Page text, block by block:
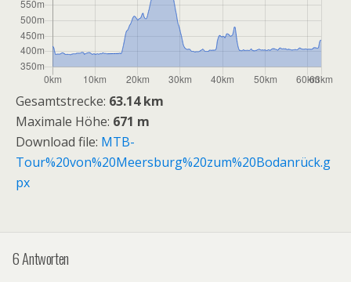
Gesamtstrecke: 63.14 km
Maximale Höhe: 671 m
Download file: MTB-
Tour%20von%20Meersburg%20zum%20Bodanrück.g
px
6 Antworten